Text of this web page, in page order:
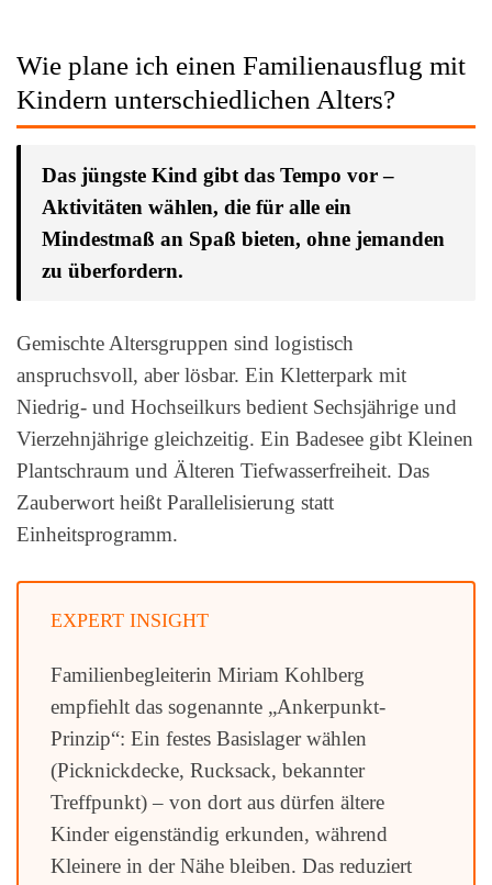
Wie plane ich einen Familienausflug mit
Kindern unterschiedlichen Alters?
Das jüngste Kind gibt das Tempo vor –
Aktivitäten wählen, die für alle ein
Mindestmaß an Spaß bieten, ohne jemanden
zu überfordern.
Gemischte Altersgruppen sind logistisch
anspruchsvoll, aber lösbar. Ein Kletterpark mit
Niedrig- und Hochseilkurs bedient Sechsjährige und
Vierzehnjährige gleichzeitig. Ein Badesee gibt Kleinen
Plantschraum und Älteren Tiefwasserfreiheit. Das
Zauberwort heißt Parallelisierung statt
Einheitsprogramm.
EXPERT INSIGHT
Familienbegleiterin Miriam Kohlberg
empfiehlt das sogenannte „Ankerpunkt-
Prinzip“: Ein festes Basislager wählen
(Picknickdecke, Rucksack, bekannter
Treffpunkt) – von dort aus dürfen ältere
Kinder eigenständig erkunden, während
Kleinere in der Nähe bleiben. Das reduziert